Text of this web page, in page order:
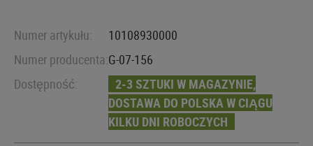
Numer artykułu:
10108930000
Numer producenta:G-07-156
Dostępność:
2-3 SZTUKI W MAGAZYNIE,
DOSTAWA DO POLSKA W CIĄGU
KILKU DNI ROBOCZYCH